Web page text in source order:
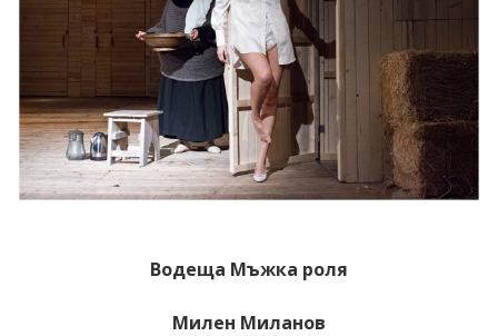
Водеща Мъжка роля
Милен Миланов